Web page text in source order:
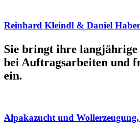
Reinhard Kleindl & Daniel
Sie bringt ihre langjährige
bei Auftragsarbeiten und
ein.
Alpakazucht und